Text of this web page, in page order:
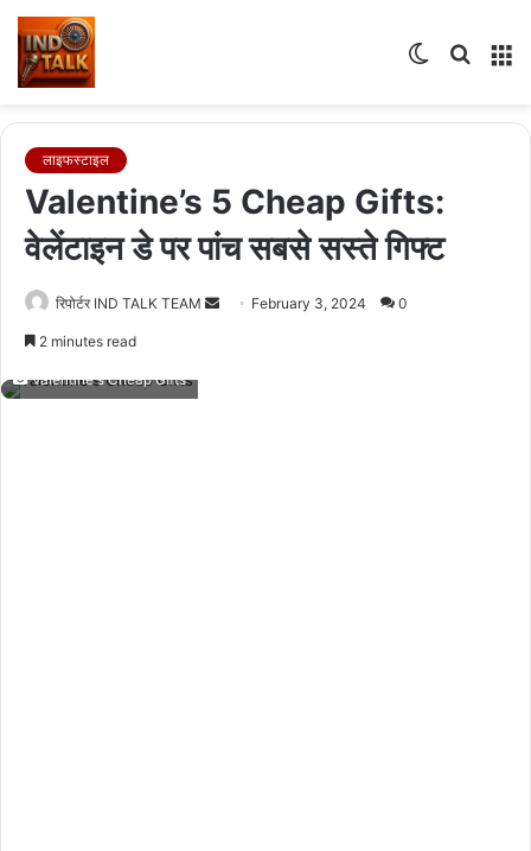
Search
Switch
लाइफस्टाइल
Valentine’s 5 Cheap Gifts:
वेलेंटाइन डे पर पांच सबसे सस्ते गिफ्ट
रिपोर्टर IND TALK TEAM
Send February 3, 2024 0
2 minutes read
Valentine's Cheap Gifts